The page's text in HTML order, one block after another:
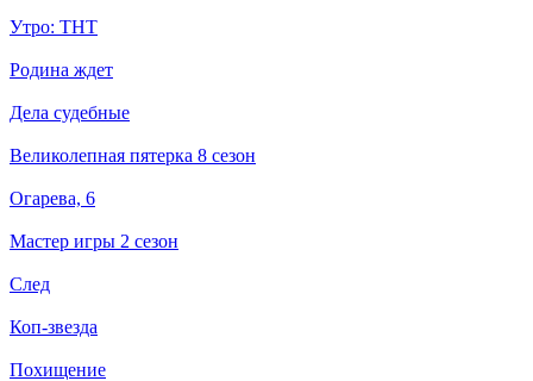
Утро: ТНТ
Родина ждет
Дела судебные
Великолепная пятерка 8 сезон
Огарева, 6
Мастер игры 2 сезон
След
Коп-звезда
Похищение